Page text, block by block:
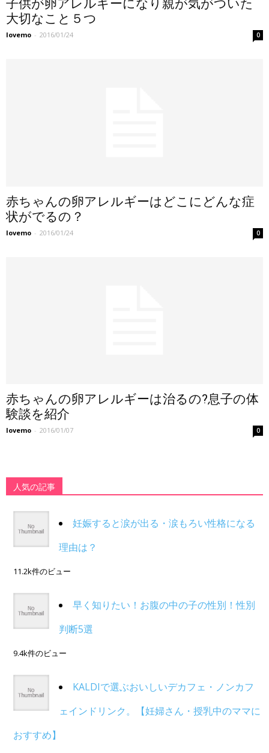
子供が卵アレルギーになり親が気がついた
大切なこと５つ
lovemo - 2016/01/24 0
赤ちゃんの卵アレルギーはどこにどんな症
状がでるの？
lovemo - 2016/01/24 0
赤ちゃんの卵アレルギーは治るの?息子の体
験談を紹介
lovemo - 2016/01/07 0
人気の記事
妊娠すると涙が出る・涙もろい性格になる
理由は？
11.2k件のビュー
早く知りたい！お腹の中の子の性別！性別
判断5選
9.4k件のビュー
KALDIで選ぶおいしいデカフェ・ノンカフ
ェインドリンク。【妊婦さん・授乳中のママに
おすすめ】